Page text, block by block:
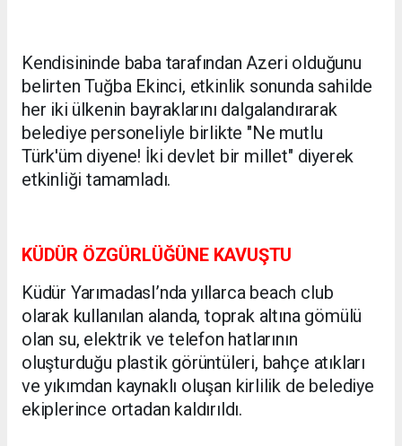
Kendisininde baba tarafından Azeri olduğunu
belirten Tuğba Ekinci, etkinlik sonunda sahilde
her iki ülkenin bayraklarını dalgalandırarak
belediye personeliyle birlikte "Ne mutlu
Türk'üm diyene! İki devlet bir millet" diyerek
etkinliği tamamladı.
KÜDÜR ÖZGÜRLÜĞÜNE KAVUŞTU
Küdür YarımadasI’nda yıllarca beach club
olarak kullanılan alanda, toprak altına gömülü
olan su, elektrik ve telefon hatlarının
oluşturduğu plastik görüntüleri, bahçe atıkları
ve yıkımdan kaynaklı oluşan kirlilik de belediye
ekiplerince ortadan kaldırıldı.